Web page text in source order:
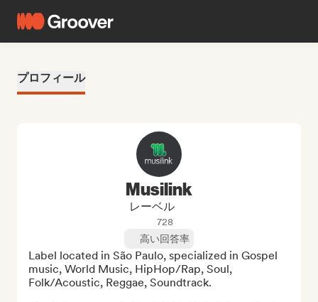
プロフィール
Musilink
レーベル
728
高い回答率
Label located in São Paulo, specialized in Gospel
music, World Music, HipHop/Rap, Soul,
Folk/Acoustic, Reggae, Soundtrack.